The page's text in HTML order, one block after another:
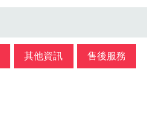
其他資訊 售後服務